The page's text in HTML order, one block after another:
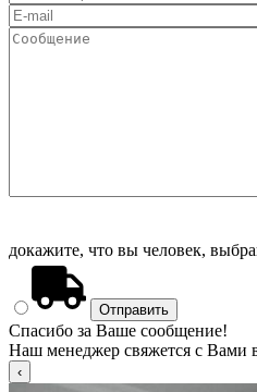
докажите, что вы человек,
Спасибо за Ваше сообщение!
Наш менеджер свяжется с Вами